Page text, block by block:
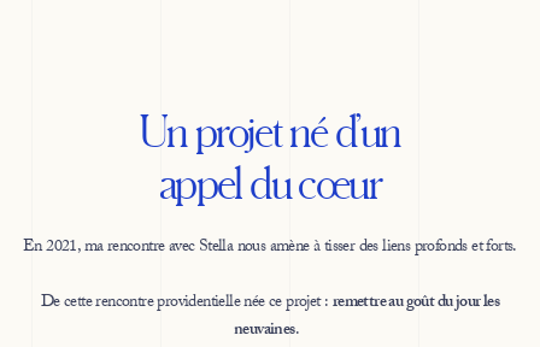
Un projet né d’un
appel du cœur
En 2021, ma rencontre avec Stella nous amène à tisser des liens profonds et forts.
De cette rencontre providentielle née ce projet :remettre au goût du jour les
neuvaines.